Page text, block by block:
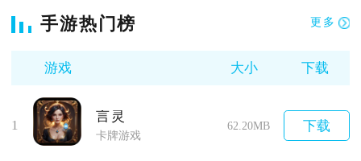
手游热门榜 更多
游戏 大小 下载
1
言灵
卡牌游戏
62.20MB 下载